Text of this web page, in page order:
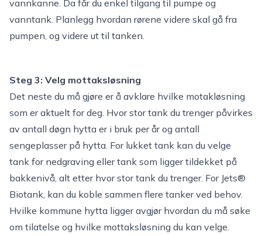
vannkanne. Da får du enkel tilgang til pumpe og
vanntank. Planlegg hvordan rørene videre skal gå fra
pumpen, og videre ut til tanken.
Steg 3: Velg mottaksløsning
Det neste du må gjøre er å avklare hvilke motakløsning
som er aktuelt for deg. Hvor stor tank du trenger påvirkes
av antall døgn hytta er i bruk per år og antall
sengeplasser på hytta. For lukket tank kan du velge
tank for nedgraving eller tank som ligger tildekket på
bakkenivå, alt etter hvor stor tank du trenger. For Jets®
Biotank, kan du koble sammen flere tanker ved behov.
Hvilke kommune hytta ligger avgjør hvordan du må søke
om tilatelse og hvilke mottaksløsning du kan velge.